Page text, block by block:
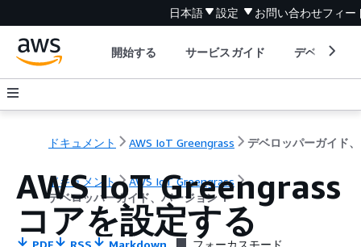
日本語 設定 お問い合わせフィー
開始する サービスガイド デベロッパ
ドキュメント AWS IoT Greengrass
ドキュメント
AWS IoT Greengrass
デベロッパーガイド、バージョン 1
AWS IoT Greengrass
コアを設定する
PDF RSS Markdown フォーカスモード